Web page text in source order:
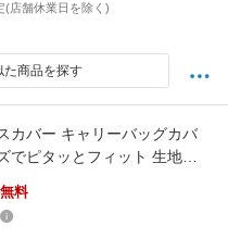
(店舗休業日を除く)
た商品を探す
カバー キャリーバッグカバ
でピタッとフィット 生地圧
る伸縮素材 スーツケース用
カバー TIKTOK インスタ ト
防止 機内 汚れ 保護 出張 旅
料